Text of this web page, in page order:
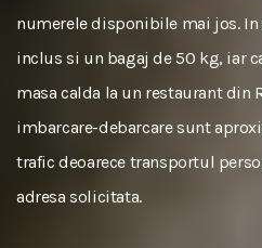
numerele disponibile mai jos. In
inclus si un bagaj de 50 kg, iar
masa calda la un restaurant din
imbarcare-debarcare sunt
trafic deoarece transportul
adresa solicitata.